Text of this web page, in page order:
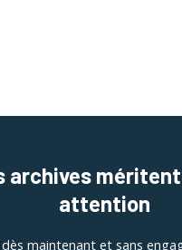
archives
attention
maintenant et sans